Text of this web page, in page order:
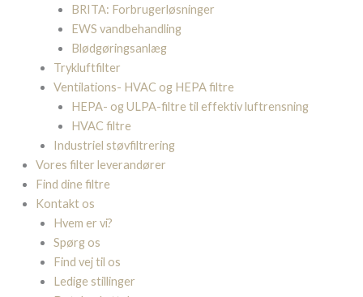
BRITA: Forbrugerløsninger
EWS vandbehandling
Blødgøringsanlæg
Trykluftfilter
Ventilations- HVAC og HEPA filtre
HEPA- og ULPA-filtre til effektiv luftrensning
HVAC filtre
Industriel støvfiltrering
Vores filter leverandører
Find dine filtre
Kontakt os
Hvem er vi?
Spørg os
Find vej til os
Ledige stillinger